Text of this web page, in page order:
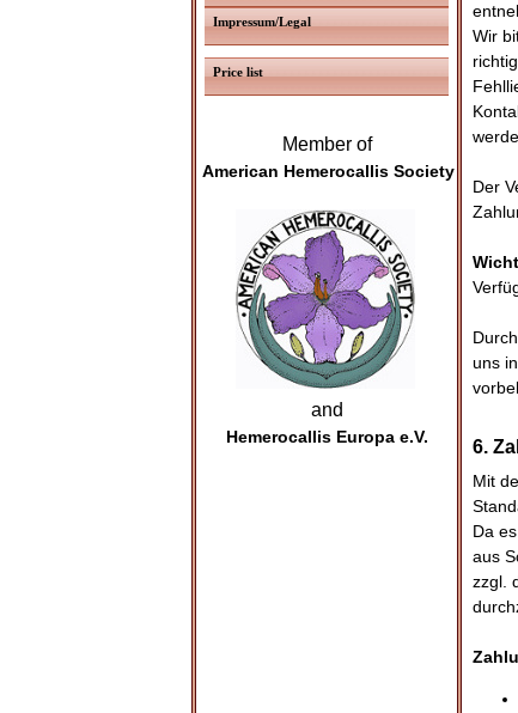
Impressum/Legal
Price list
Member of
American Hemerocallis Society
and
Hemerocallis Europa e.V.
Wir
Der
uns
6.
Mit
Da
aus
zzgl.